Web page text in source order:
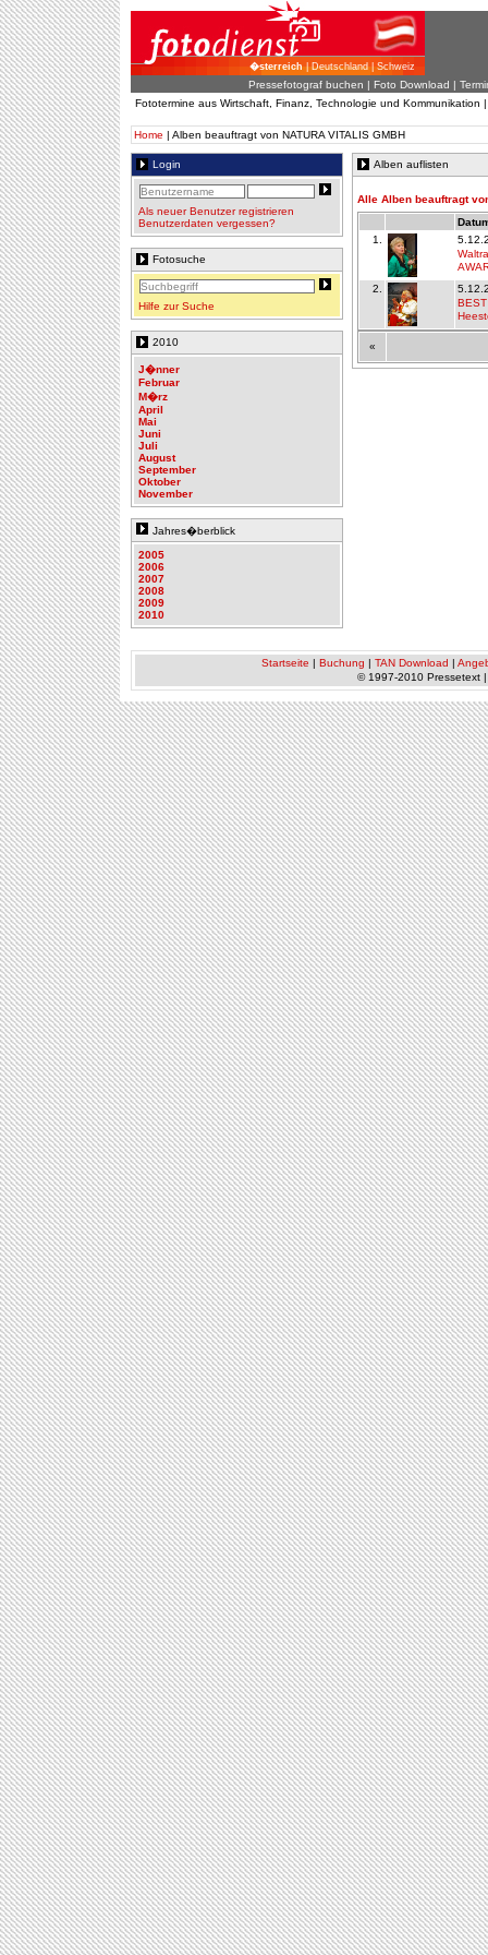
�sterreich| Deutschland | Schweiz
Pressefotograf buchen | Foto Download |
Fototermine aus Wirtschaft, Finanz, Technologie und Kommunikation
Home | Alben beauftragt von NATURA VITALIS GMBH
Login
Als neuer Benutzer registrieren
Benutzerdaten vergessen?
Fotosuche
Hilfe zur Suche
2010
J�nner
Februar
M�rz
April
Mai
Juni
Juli
August
September
Oktober
November
Jahres�berblick
2005
2006
2007
2008
2009
2010
Alben auflisten
Alle Alben beauftragt
1.
2.
«
Startseite | Buchung | TAN Download |
© 1997-2010 Pressetext